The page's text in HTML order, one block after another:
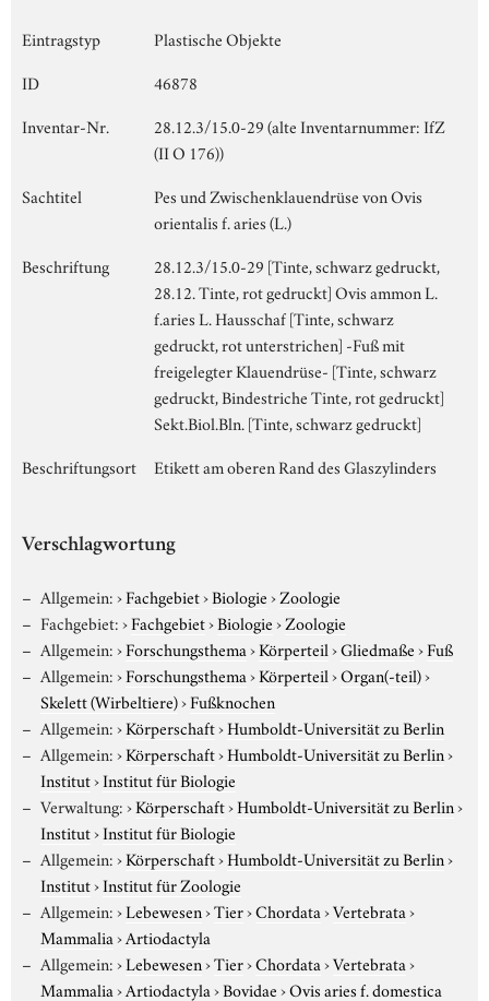
Eintragstyp
Plastische Objekte
ID
46878
Inventar-Nr.
28.12.3/15.0-29 (alte Inventarnummer: IfZ
(II O 176))
Sachtitel
Pes und Zwischenklauendrüse von Ovis
orientalis f. aries (L.)
Beschriftung
28.12.3/15.0-29 [Tinte, schwarz gedruckt,
28.12. Tinte, rot gedruckt] Ovis ammon L.
f.aries L. Hausschaf [Tinte, schwarz
gedruckt, rot unterstrichen] -Fuß mit
freigelegter Klauendrüse- [Tinte, schwarz
gedruckt, Bindestriche Tinte, rot gedruckt]
Sekt.Biol.Bln. [Tinte, schwarz gedruckt]
Beschriftungsort
Etikett am oberen Rand des Glaszylinders
Verschlagwortung
Allgemein:›Fachgebiet›Biologie›Zoologie
Fachgebiet:›Fachgebiet›Biologie›Zoologie
Allgemein:›Forschungsthema›Körperteil›Gliedmaße›Fuß
Allgemein:›Forschungsthema›Körperteil›Organ(-teil)›
Skelett (Wirbeltiere)›Fußknochen
Allgemein:›Körperschaft›Humboldt-Universität zu Berlin
Allgemein:›Körperschaft›Humboldt-Universität zu Berlin›
Institut›Institut für Biologie
Verwaltung:›Körperschaft›Humboldt-Universität zu Berlin›
Institut›Institut für Biologie
Allgemein:›Körperschaft›Humboldt-Universität zu Berlin›
Institut›Institut für Zoologie
Allgemein:›Lebewesen›Tier›Chordata›Vertebrata›
Mammalia›Artiodactyla
Allgemein:›Lebewesen›Tier›Chordata›Vertebrata›
Mammalia›Artiodactyla›Bovidae›Ovis aries f. domestica